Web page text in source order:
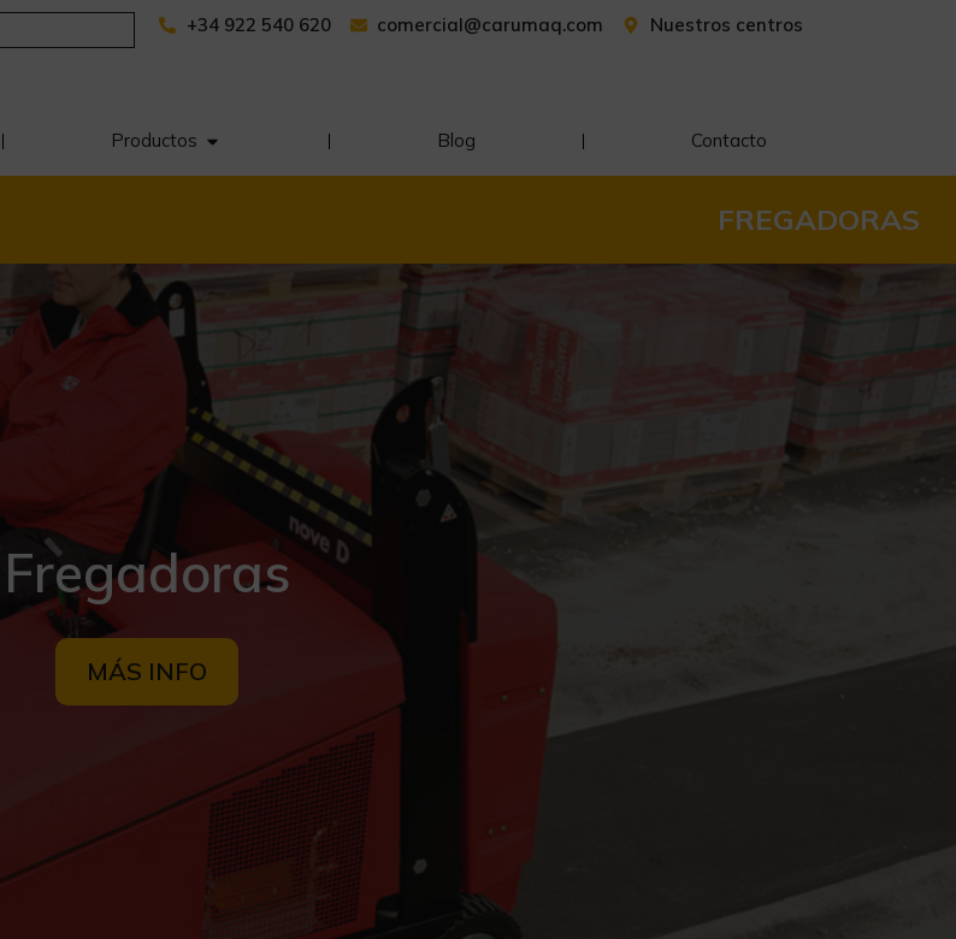
+34 922 540 620 comercial@carumaq.com Nuestros centros
Productos Blog Contacto
FREGADORAS
Fregadoras
MÁS INFO